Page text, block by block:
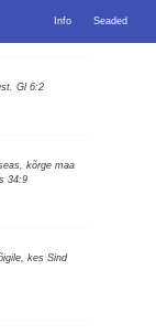
Info Seaded
Gl 6:2
kõrge maa
34:9
kes Sind